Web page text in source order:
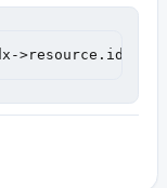
>resource.id]